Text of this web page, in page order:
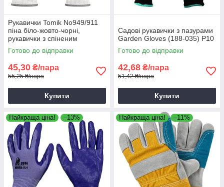
Рукавички Tomik No949/911
піна біло-жовто-чорні,
рукавички з спіненим
нітрилом
Готово до відправки
45,30 ₴/пара
55,25 ₴/пара
Купити
Садові рукавички з пазурами
Garden Gloves (188-035) Р10
Готово до відправки
42,68 ₴/пара
51,42 ₴/пара
Купити
Найкраща ціна! –13% Найкраща ціна! –11%